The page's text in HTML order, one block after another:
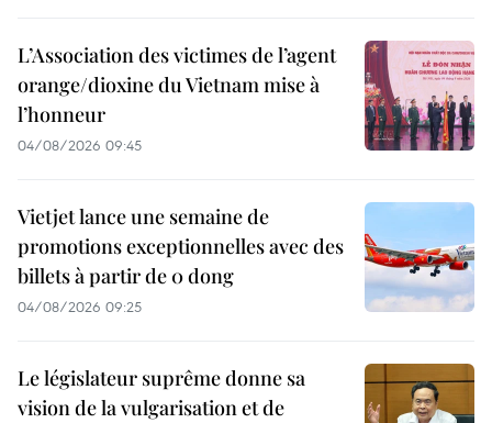
L’Association des victimes de l’agent
orange/dioxine du Vietnam mise à
l’honneur
04/08/2026 09:45
Vietjet lance une semaine de
promotions exceptionnelles avec des
billets à partir de 0 dong
04/08/2026 09:25
Le législateur suprême donne sa
vision de la vulgarisation et de